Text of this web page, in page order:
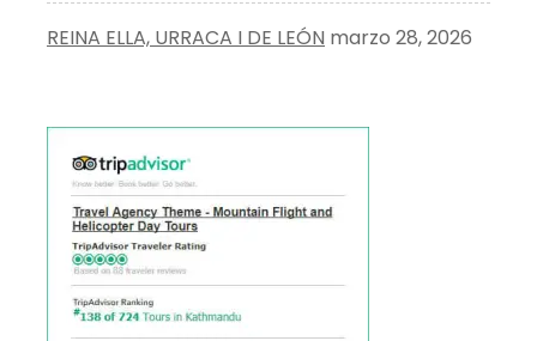
REINA ELLA, URRACA I DE LEÓN marzo 28, 2026